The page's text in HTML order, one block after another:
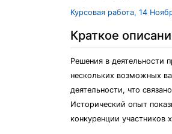
Курсовая работа, 14
Краткое
Решения в деятельности
нескольких возможных
деятельности, что
Исторический опыт
конкуренции участников